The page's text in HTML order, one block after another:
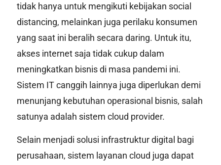
tidak hanya untuk mengikuti kebijakan social
distancing, melainkan juga perilaku konsumen
yang saat ini beralih secara daring. Untuk itu,
akses internet saja tidak cukup dalam
meningkatkan bisnis di masa pandemi ini.
Sistem IT canggih lainnya juga diperlukan demi
menunjang kebutuhan operasional bisnis, salah
satunya adalah sistem cloud provider.
Selain menjadi solusi infrastruktur digital bagi
perusahaan, sistem layanan cloud juga dapat